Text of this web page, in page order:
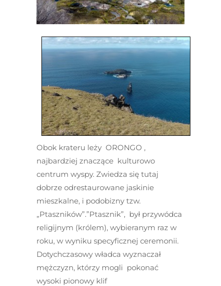
Obok krateru leży ORONGO ,
najbardziej znaczące kulturowo
centrum wyspy. Zwiedza się tutaj
dobrze odrestaurowane jaskinie
mieszkalne, i podobizny tzw.
„Ptaszników”.”Ptasznik”, był przywódca
religijnym (królem), wybieranym raz w
roku, w wyniku specyficznej ceremonii.
Dotychczasowy władca wyznaczał
mężczyzn, którzy mogli pokonać
wysoki pionowy klif